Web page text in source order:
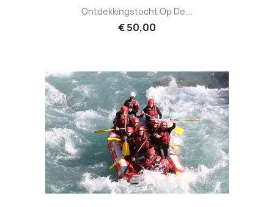
Ontdekkingstocht Op De...
€ 50,00